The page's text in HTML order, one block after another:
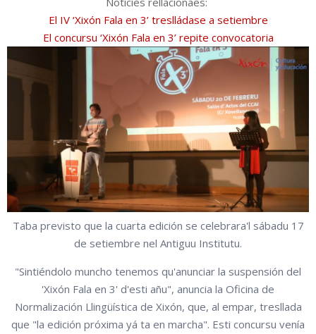
El IV ‘Xixón Fala en 3’ treslládase a setiembre
El concursu ‘Xixón Fala en 3’ repite convocatoria
Taba previsto que la cuarta edición se celebrara'l sábadu 17
de setiembre nel Antiguu Institutu.
"Sintiéndolo muncho tenemos qu'anunciar la suspensión del
'Xixón Fala en 3' d'esti añu", anuncia la Oficina de
Normalización Llingüística de Xixón, que, al empar, tresllada
que "la edición próxima yá ta en marcha". Esti concursu venía